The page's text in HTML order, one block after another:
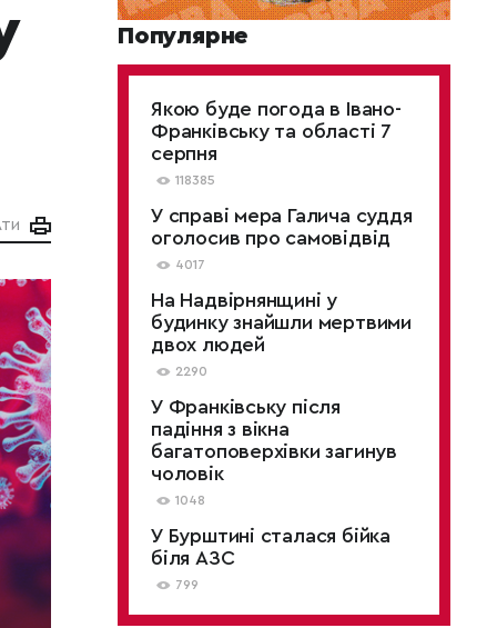
Популярне
Якою буде погода в Івано-
Франківську та області 7
серпня
118385
У справі мера Галича суддя
оголосив про самовідвід
4017
На Надвірнянщині у
будинку знайшли мертвими
двох людей
2290
У Франківську після
падіння з вікна
багатоповерхівки загинув
чоловік
1048
У Бурштині сталася бійка
біля АЗС
799